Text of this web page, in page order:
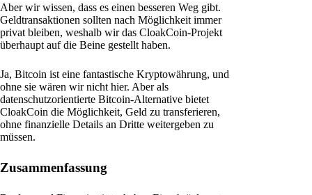
Aber wir wissen, dass es einen besseren Weg gibt.
Geldtransaktionen sollten nach Möglichkeit immer
privat bleiben, weshalb wir das CloakCoin-Projekt
überhaupt auf die Beine gestellt haben.
Ja, Bitcoin ist eine fantastische Kryptowährung, und
ohne sie wären wir nicht hier. Aber als
datenschutzorientierte Bitcoin-Alternative bietet
CloakCoin die Möglichkeit, Geld zu transferieren,
ohne finanzielle Details an Dritte weitergeben zu
müssen.
Zusammenfassung